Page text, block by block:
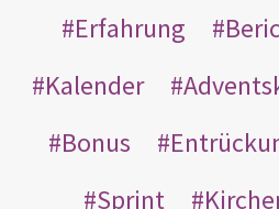
Erfahrung
Kalender
Bonus
Sprint